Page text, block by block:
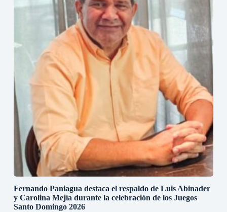
Fernando Paniagua destaca el respaldo de Luis Abinader
y Carolina Mejía durante la celebración de los Juegos
Santo Domingo 2026